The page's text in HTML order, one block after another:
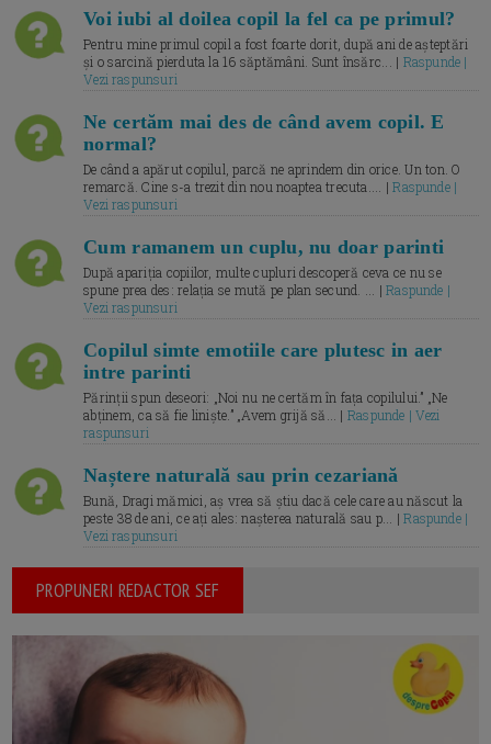
Voi iubi al doilea copil la fel ca pe primul?
Pentru mine primul copil a fost foarte dorit, după ani de așteptări
și o sarcină pierduta la 16 săptămâni. Sunt însărc... | Raspunde |
Vezi raspunsuri
Ne certăm mai des de când avem copil. E
normal?
De când a apărut copilul, parcă ne aprindem din orice. Un ton. O
remarcă. Cine s-a trezit din nou noaptea trecuta.... |Raspunde |
Vezi raspunsuri
Cum ramanem un cuplu, nu doar parinti
După apariția copiilor, multe cupluri descoperă ceva ce nu se
spune prea des: relația se mută pe plan secund. ... |Raspunde |
Vezi raspunsuri
Copilul simte emotiile care plutesc in aer
intre parinti
Părinții spun deseori: „Noi nu ne certăm în fața copilului.” „Ne
abținem, ca să fie liniște.” „Avem grijă să... | Raspunde | Vezi
raspunsuri
Naștere naturală sau prin cezariană
Bună, Dragi mămici, aș vrea să știu dacă cele care au născut la
peste 38 de ani, ce ați ales: nașterea naturală sau p... |Raspunde |
Vezi raspunsuri
PROPUNERI REDACTOR SEF